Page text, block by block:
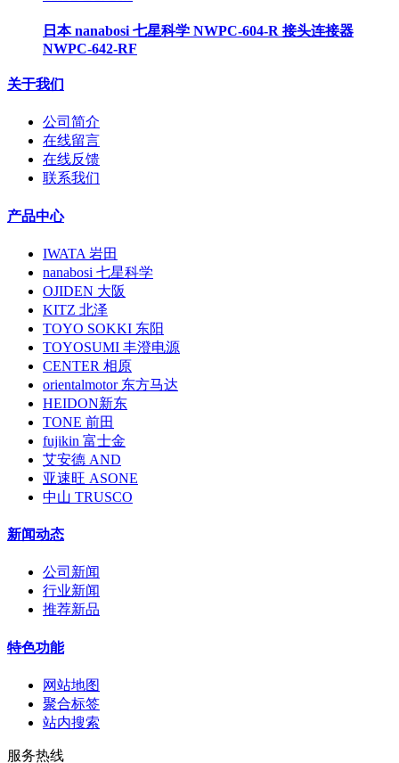
日本 nanabosi 七星科学 NWPC-604-R 接头连接器
NWPC-642-RF
关于我们
公司简介
在线留言
在线反馈
联系我们
产品中心
IWATA 岩田
nanabosi 七星科学
OJIDEN 大阪
KITZ 北泽
TOYO SOKKI 东阳
TOYOSUMI 丰澄电源
CENTER 相原
orientalmotor 东方马达
HEIDON新东
TONE 前田
fujikin 富士金
艾安德 AND
亚速旺 ASONE
中山 TRUSCO
新闻动态
公司新闻
行业新闻
推荐新品
特色功能
网站地图
聚合标签
站内搜索
服务热线